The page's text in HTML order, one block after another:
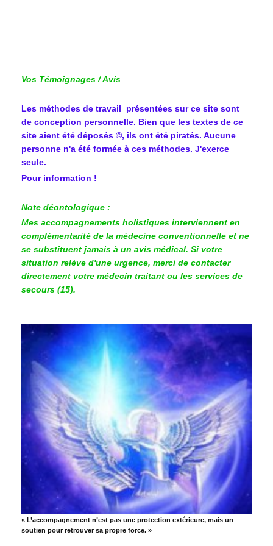
Vos Témoignages / Avis
Les méthodes de travail présentées sur ce site sont
de conception personnelle. Bien que les textes de ce
site aient été déposés ©, ils ont été piratés. Aucune
personne n'a été formée à ces méthodes. J'exerce
seule.
Pour information !
Note déontologique :
Mes accompagnements holistiques interviennent en
complémentarité de la médecine conventionnelle et ne
se substituent jamais à un avis médical. Si votre
situation relève d'une urgence, merci de contacter
directement votre médecin traitant ou les services de
secours (15).
« L’accompagnement n’est pas une protection extérieure, mais un
soutien pour retrouver sa propre force. »